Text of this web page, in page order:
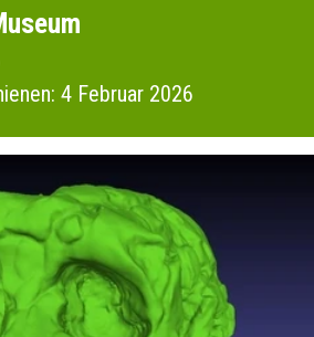
4 Februar 2026